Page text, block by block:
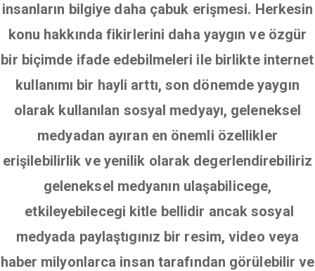
insanların bilgiye daha çabuk erişmesi. Herkesin
konu hakkında fikirlerini daha yaygın ve özgür
bir biçimde ifade edebilmeleri ile birlikte internet
kullanımı bir hayli arttı, son dönemde yaygın
olarak kullanılan sosyal medyayı, geleneksel
medyadan ayıran en önemli özellikler
erişilebilirlik ve yenilik olarak degerlendirebiliriz
geleneksel medyanın ulaşabilicege,
etkileyebilecegi kitle bellidir ancak sosyal
medyada paylaştıgınız bir resim, video veya
haber milyonlarca insan tarafından görülebilir ve